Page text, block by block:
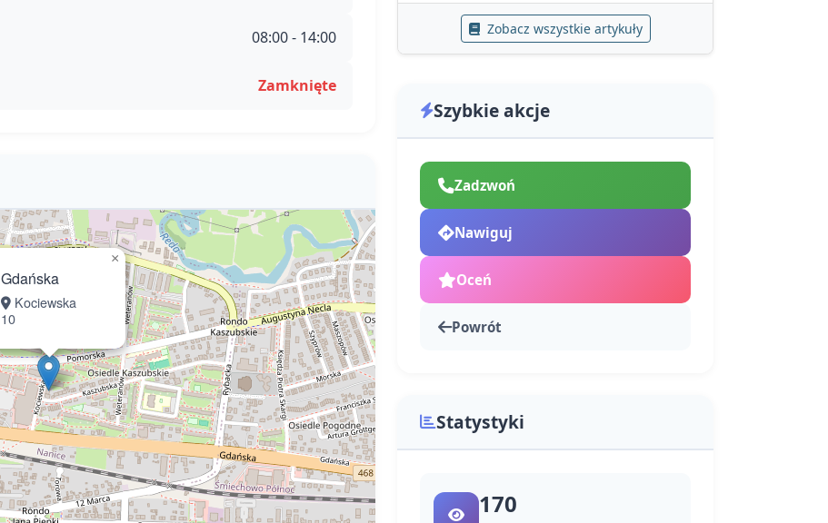
08:00 - 14:00
Zamknięte
Gdańska
Kociewska
10
×
Zobacz wszystkie artykuły
Szybkie akcje
Zadzwoń
Nawiguj
Oceń
Powrót
Statystyki
170